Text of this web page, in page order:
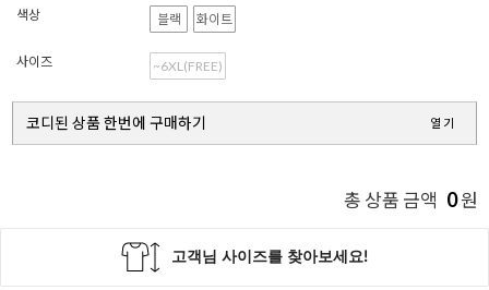
색상 블랙 화이트
사이즈 ~6XL(FREE)
코디된 상품 한번에 구매하기 열기
총 상품 금액 0원